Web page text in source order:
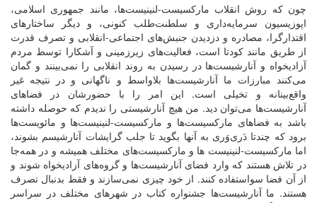
چون که روش انقلاب مارکسیست-لنینیست‌ها، مانند جمهوری اسلامی،
اپوزیسیون سرمایه‌داری و سلطنت‌طلب کنونی، و دیگر ساختارهای
اقتدارگرا، مصادره و دزدیدن جنبش‌های اجتماعی-انقلابی و تصرف قدرت
از طریق مانند کودتا است، فعالیت‌های زیرزمینی و آشکارا توسط مردم
آزادیخواه و آنارشیست‌ها در رسیدن به روند انقلابی را نمی‌بینند و گمان
می‌کنند مبارزات ما آنارشیست‌ها بلاواسط و ناگهانی و در نتیجه غیر
واقع‌بینانه و تخیلی است. این امر را با حضورشان در فضاهای
آنارشیست‌ها می‌توان دید. من هیچ آنارشیستی را ندیدم که حوصله داشته
باشد به فضا‌های مارکسیست‌ها و مارکسیست-لنینیست‌ها و مائویست‌ها
برود که چندتا دَری‌وَری به آنها بگوید تا جلب گرایشات آنارشیسم بشوند،
اما مارکسیست‌-لنینیست ها و مارکسیست‌های مختلف همیشه و در همه‌جا
در تلاش هستند که وارد فضای آنارشیست‌ها و گروه‌های آزادیخواه شوند و
از آن فضا سواستفاده کنند. از خود چیزی نمی‌سازند و فقط بدنبال تصرف
هستند. ما آنارشیست‌ها جشنواره کتاب در شهرهای مختلف در سراسر